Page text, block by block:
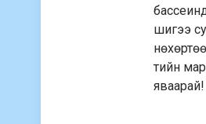
шигээ
тийн
яваарай!